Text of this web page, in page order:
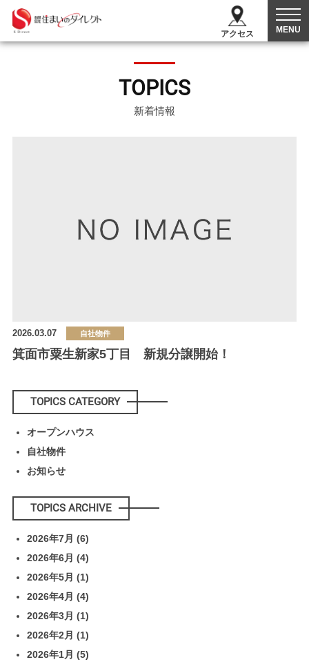
アクセス MENU
TOPICS
新着情報
2026.03.07 自社物件
箕面市粟生新家5丁目 新規分譲開始！
TOPICS CATEGORY
オープンハウス
自社物件
お知らせ
TOPICS ARCHIVE
2026年7月 (6)
2026年6月 (4)
2026年5月 (1)
2026年4月 (4)
2026年3月 (1)
2026年2月 (1)
2026年1月 (5)